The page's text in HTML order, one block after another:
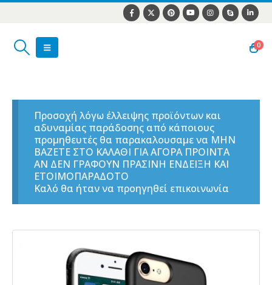
0
Προσοχή λόγω έλλειψης προϊόντων και
αδυναμίας παράδοσης από κάποιους
προμηθευτές θα παρακαλουσαμε να ΜΗΝ
ΒΑΖΕΤΕ ΣΤΟ ΚΑΛΑΘΙ ΓΙΑ ΑΓΟΡΑ ΠΡΟΙΝΤΑ
ΑΝ ΔΕΝ ΓΡΑΦΟΥΝ ΠΡΑΣΙΝΗ ΕΝΔΕΙΞΗ ΚΑΙ
ΕΤΟΙΜΟΠΑΡΑΔΟΤΟ
Καλό θα ήταν να προηγηθεί επικοινωνία